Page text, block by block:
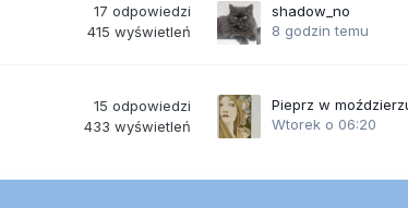
17 odpowiedzi
415 wyświetleń
shadow_no
8 godzin temu
15 odpowiedzi
433 wyświetleń
Pieprz w
Wtorek o 06:20